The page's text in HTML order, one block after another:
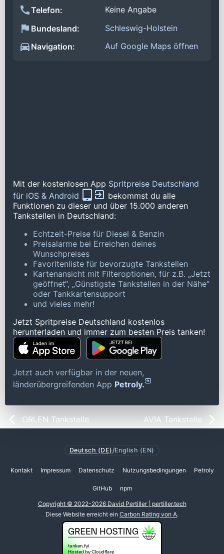
Telefon:
Keine Angabe
Bundesland:
Schleswig-Holstein
Navigation:
Auf Google Maps öffnen
Mit der kostenlosen App Spritpreise Deutschland
für iOS & Android
bekommst du alle
Funktionen zu dieser und über 15.000 anderen
Tankstellen in Deutschland:
Echtzeit-Preise für Diesel & Benzin
Preisalarme bei Erreichen deines
Wunschpreises
Favoritenliste für bevorzugte Tankstellen
Kartenansicht mit Filteroptionen, für z.B. „Jetzt
geöffnet“, „Günstigste Tankstellen in der Nähe“
oder Tankkartensupport
und vieles mehr!
Jetzt Spritpreise Deutschland kostenlos
herunterladen und immer zum besten Preis tanken!
Jetzt auch verfügbar in der neuen,
länderübergreifenden App Petroly.
ORLEN Tankstelle AVIA Tankstelle
Deutsch (DE) /English (EN)
Kontakt Impressum Datenschutz Nutzungsbedingungen Petroly
GitHub npm
Copyright © 2022-2026 David Pertiller | pertiller.tech
Diese Website erreicht ein Carbon Rating von A.